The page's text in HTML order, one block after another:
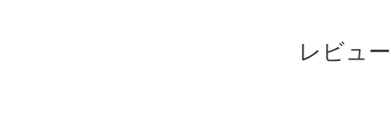
レビュー